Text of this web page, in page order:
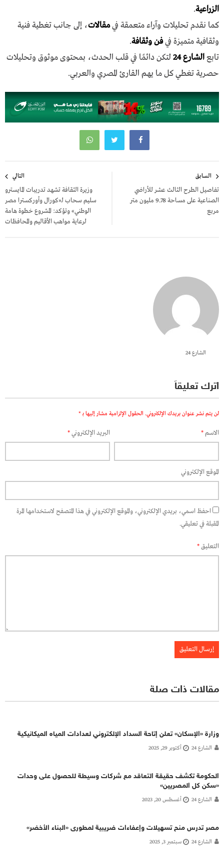
الزراعية.
كما نقدم تحليلات وآراء متعمقة فيمقالات، إلى جانب تغطية فنية
وثقافية متميزة فيفن وثقافة.
تابعالشارع 24
لتكن دائمًا في قلب الحدث، بمحتوى موثوق وتحليلات
حصرية تغطي كل ما يهم القارئ المصري والعربي.
المقالات
السابق
تفاصيل الطرح الثالث عشر للأراضي
الصناعية على مساحة 9.78 مليون متر
مربع
التالي
وزيرة الثقافة تشهد تدريبات المايسترو
سليم سحاب لـ«كورال وأوركسترا مصر
الوطني» وتؤكد: المشروع خطوة هامة
لرعاية مواهب الأقاليم والمحافظات
الشارع 24
اترك تعليقاً
لن يتم نشر عنوان بريدك الإلكتروني. الحقول الإلزامية مشار إليها بـ *
الاسم* البريد الإلكتروني*
الموقع الإلكتروني
احفظ اسمي، بريدي الإلكتروني، والموقع الإلكتروني في هذا المتصفح لاستخدامها المرة
المقبلة في تعليقي.
التعليق*
مقالات ذات صلة
وزارة «الإسكان» تعلن إتاحة السداد الإلكتروني لعدادات المياه الميكانيكية
الشارع 24 أكتوبر 29, 2025
الحكومة تكشف حقيقة التعاقد مع شركات وسيطة للحصول على وحدات
«سكن كل المصريين»
الشارع 24 أغسطس 20, 2023
مصر تدرس منح تسهيلات وإعفاءات ضريبية لمطورى «البناء الأخضر»
الشارع 24 سبتمبر 3, 2025